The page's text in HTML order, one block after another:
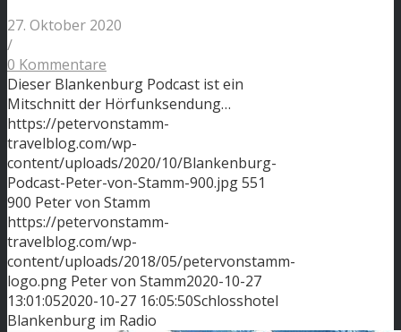
27. Oktober 2020
/
0 Kommentare
Dieser Blankenburg Podcast ist ein
Mitschnitt der Hörfunksendung…
https://petervonstamm-
travelblog.com/wp-
content/uploads/2020/10/Blankenburg-
Podcast-Peter-von-Stamm-900.jpg551
900 Peter von Stamm
https://petervonstamm-
travelblog.com/wp-
content/uploads/2018/05/petervonstamm-
logo.png Peter von Stamm2020-10-27
13:01:052020-10-27 16:05:50Schlosshotel
Blankenburg im Radio